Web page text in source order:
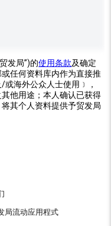
发局”)的使用条款及确定
任何资料库内作为直接推
海外公众人士使用﹞，
他用途；本人确认已获得
其个人资料提供予贸发局
局流动应用程式